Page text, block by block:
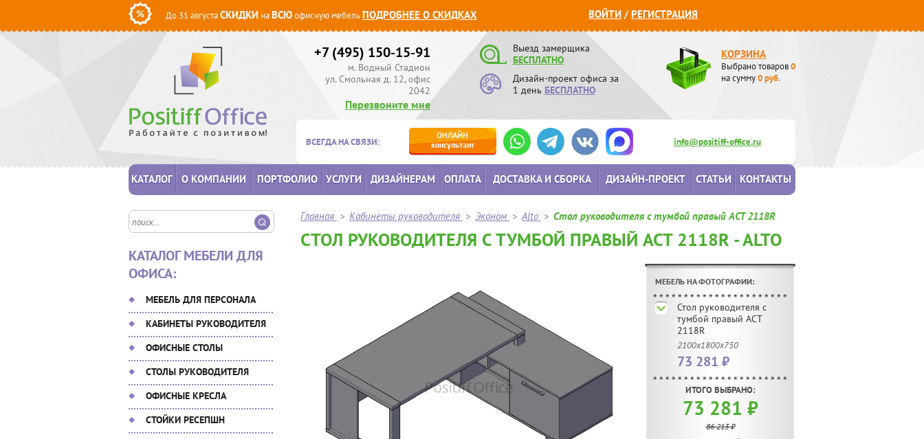
До 31 августаСКИДКИ наВСЮофисную мебельПОДРОБНЕЕ О СКИДКАХ ВОЙТИ /РЕГИСТРАЦИЯ
+7 (495) 150-15-91
м. Водный Стадион
ул. Смольная д. 12, офис
2042
Перезвоните мне
Выезд замерщика
БЕСПЛАТНО
Дизайн-проект офиса за
1 день БЕСПЛАТНО
КОРЗИНА
Выбрано товаров0
на сумму0руб.
ВСЕГДА НА СВЯЗИ:
ОНЛАЙН
консультант
info@positiff-office.ru
КАТАЛОГ О КОМПАНИИ ПОРТФОЛИО УСЛУГИ ДИЗАЙНЕРАМ ОПЛАТА ДОСТАВКА И СБОРКА ДИЗАЙН-ПРОЕКТ СТАТЬИ КОНТАКТЫ
КАТАЛОГ МЕБЕЛИ ДЛЯ
ОФИСА:
МЕБЕЛЬ ДЛЯ ПЕРСОНАЛА
КАБИНЕТЫ РУКОВОДИТЕЛЯ
ОФИСНЫЕ СТОЛЫ
СТОЛЫ РУКОВОДИТЕЛЯ
ОФИСНЫЕ КРЕСЛА
СТОЙКИ РЕСЕПШН
Главная > Кабинеты руководителя > Эконом > Alto > Стол руководителя с тумбой правый ACT 2118R
СТОЛ РУКОВОДИТЕЛЯ С ТУМБОЙ ПРАВЫЙ ACT 2118R - ALTO
МЕБЕЛЬ НА ФОТОГРАФИИ:
Стол руководителя с
тумбой правый ACT
2118R
2100х1800х750
73 281 ₽
ИТОГО ВЫБРАНО:
73 281 ₽
86 213 ₽